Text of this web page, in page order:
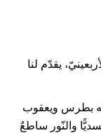
يقدّم لنا
بطرس ويعقوب
والنّور ساطعٌ